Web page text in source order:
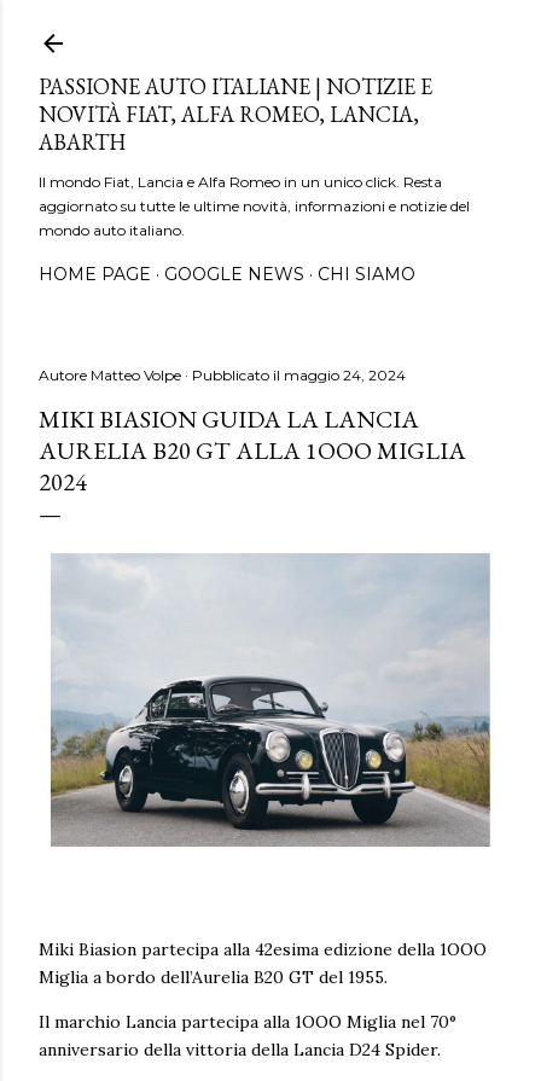
PASSIONE AUTO ITALIANE | NOTIZIE E
NOVITÀ FIAT, ALFA ROMEO, LANCIA,
ABARTH
Il mondo Fiat, Lancia e Alfa Romeo in un unico click. Resta
aggiornato su tutte le ultime novità, informazioni e notizie del
mondo auto italiano.
HOME PAGE GOOGLE NEWS CHI SIAMO
Autore Matteo Volpe Pubblicato il maggio 24, 2024
MIKI BIASION GUIDA LA LANCIA
AURELIA B20 GT ALLA 1OOO MIGLIA
2024
Miki Biasion partecipa alla 42esima edizione della 1OOO
Miglia a bordo dell’Aurelia B20 GT del 1955.
Il marchio Lancia partecipa alla 1OOO Miglia nel 70°
anniversario della vittoria della Lancia D24 Spider.